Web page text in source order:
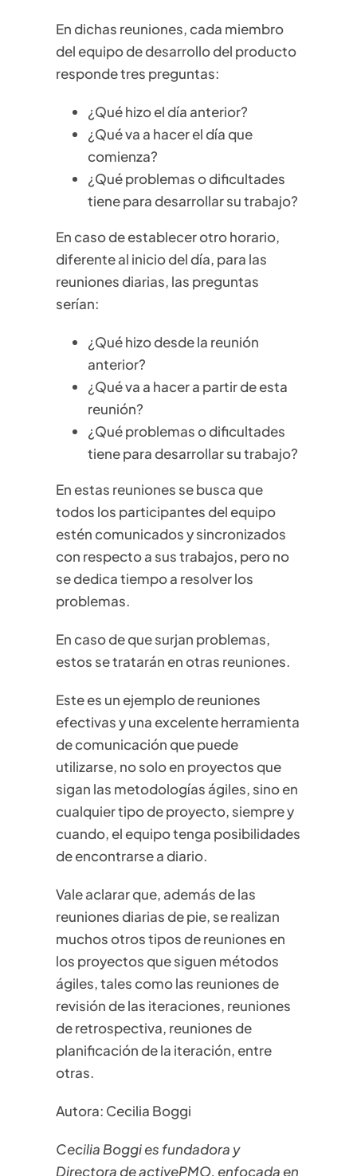
En dichas reuniones, cada miembro
del equipo de desarrollo del producto
responde tres preguntas:
¿Qué hizo el día anterior?
¿Qué va a hacer el día que
comienza?
¿Qué problemas o dificultades
tiene para desarrollar su trabajo?
En caso de establecer otro horario,
diferente al inicio del día, para las
reuniones diarias, las preguntas
serían:
¿Qué hizo desde la reunión
anterior?
¿Qué va a hacer a partir de esta
reunión?
¿Qué problemas o dificultades
tiene para desarrollar su trabajo?
En estas reuniones se busca que
todos los participantes del equipo
estén comunicados y sincronizados
con respecto a sus trabajos, pero no
se dedica tiempo a resolver los
problemas.
En caso de que surjan problemas,
estos se tratarán en otras reuniones.
Este es un ejemplo de reuniones
efectivas y una excelente herramienta
de comunicación que puede
utilizarse, no solo en proyectos que
sigan las metodologías ágiles, sino en
cualquier tipo de proyecto, siempre y
cuando, el equipo tenga posibilidades
de encontrarse a diario.
Vale aclarar que, además de las
reuniones diarias de pie, se realizan
muchos otros tipos de reuniones en
los proyectos que siguen métodos
ágiles, tales como las reuniones de
revisión de las iteraciones, reuniones
de retrospectiva, reuniones de
planificación de la iteración, entre
otras.
Autora: Cecilia Boggi
Cecilia Boggi es fundadora y
Directora de activePMO, enfocada en